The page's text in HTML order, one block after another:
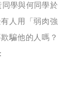
學與何同學於
人用「弱肉強
騙他的人嗎？